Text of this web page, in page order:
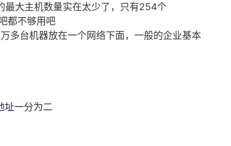
最大主机数量实在太少了，只有254个
都不够用吧
多台机器放在一个网络下面，一般的企业基本
址一分为二